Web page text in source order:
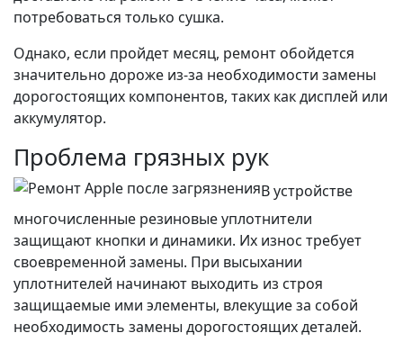
потребоваться только сушка.
Однако, если пройдет месяц, ремонт обойдется
значительно дороже из-за необходимости замены
дорогостоящих компонентов, таких как дисплей или
аккумулятор.
Проблема грязных рук
В устройстве
многочисленные резиновые уплотнители
защищают кнопки и динамики. Их износ требует
своевременной замены. При высыхании
уплотнителей начинают выходить из строя
защищаемые ими элементы, влекущие за собой
необходимость замены дорогостоящих деталей.